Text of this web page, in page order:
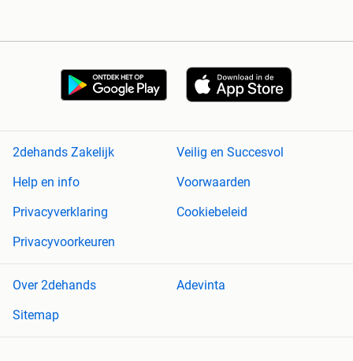
2dehands Zakelijk
Veilig en Succesvol
Help en info
Voorwaarden
Privacyverklaring
Cookiebeleid
Privacyvoorkeuren
Over 2dehands
Adevinta
Sitemap